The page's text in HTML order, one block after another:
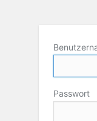
Passwort